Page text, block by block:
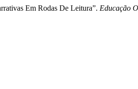
Em Rodas De Leitura”. Educação